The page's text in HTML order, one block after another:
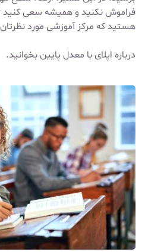
فراموش نکنید و همیشه سعی کنید
هستید که مرکز آموزشی مورد
درباره اپلای با معدل پایینبخوانید.